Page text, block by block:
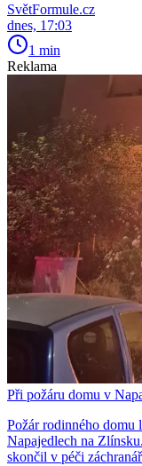
SvětFormule.cz
dnes, 17:03
1 min
Reklama
Při požáru domu v
Požár rodinného
Napajedlech na
skončil v péči